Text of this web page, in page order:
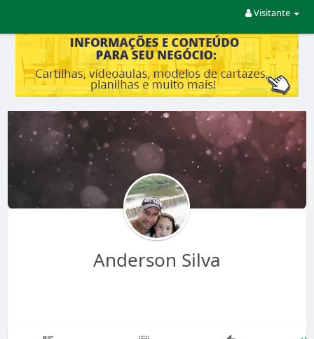
Visitante
Anderson Silva